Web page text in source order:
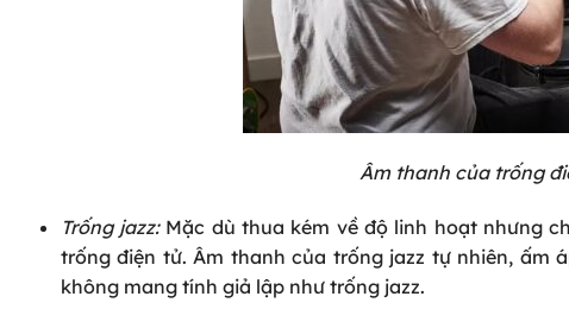
Âm thanh của trống
Trống jazz: Mặc dù thua kém về độ linh hoạt nhưng
trống điện tử. Âm thanh của trống jazz tự nhiên, ấm
không mang tính giả lập như trống jazz.